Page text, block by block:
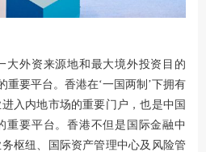
大外资来源地和最大境外投资目的
重要平台。香港在‘一国两制’下拥有
入内地市场的重要门户，也是中国
重要平台。香港不但是国际金融中
枢纽、国际资产管理中心及风险管